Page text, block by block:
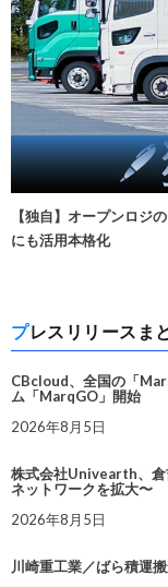
【独自】オープンロジ
にも活用本格化
プレスリリースま
CBcloud、全国の「
ム「MarqGO」開始
2026年8月5日
株式会社Univearth、倉
ネットワークを拡大〜
2026年8月5日
川崎重工業／ばら積運